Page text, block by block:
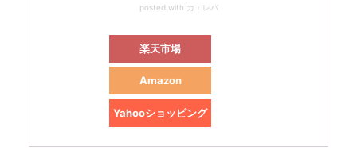
posted with カエレバ
楽天市場
Amazon
Yahooショッピング